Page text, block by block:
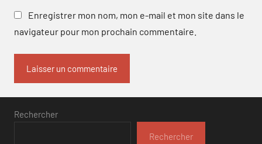
Enregistrer mon nom, mon e-mail et mon site dans le
navigateur pour mon prochain commentaire.
Rechercher
Rechercher